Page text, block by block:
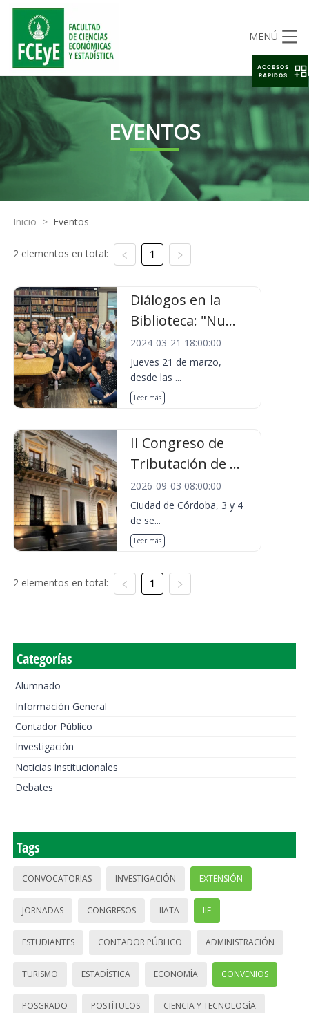
MENÚ
EVENTOS
Inicio > Eventos
2 elementos en total: 1
Diálogos en la
Biblioteca: "Nu...
2024-03-21 18:00:00
Jueves 21 de marzo,
desde las ...
Leer más
II Congreso de
Tributación de ...
2026-09-03 08:00:00
Ciudad de Córdoba, 3 y 4
de se...
Leer más
2 elementos en total: 1
Categorías
Alumnado
Información General
Contador Público
Investigación
Noticias institucionales
Debates
Tags
CONVOCATORIAS INVESTIGACIÓN EXTENSIÓN
JORNADAS CONGRESOS IIATA IIE
ESTUDIANTES CONTADOR PÚBLICO ADMINISTRACIÓN
TURISMO ESTADÍSTICA ECONOMÍA CONVENIOS
POSGRADO POSTÍTULOS CIENCIA Y TECNOLOGÍA
ACCESOS
RAPIDOS